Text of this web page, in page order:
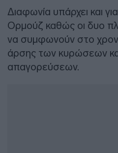
Διαφωνία υπάρχει και
Ορμούζ καθώς οι δυο
να συμφωνούν στο
άρσης των κυρώσεων
απαγορεύσεων.